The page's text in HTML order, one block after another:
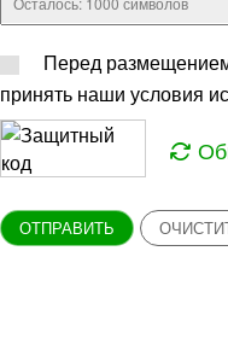
Перед
принять наши условия
ОТПРАВИТЬ